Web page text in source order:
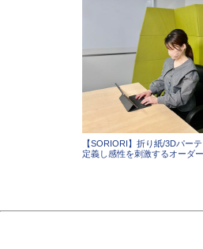
【SORIORI】折り紙/3Dパー
定義し感性を刺激するオーダ